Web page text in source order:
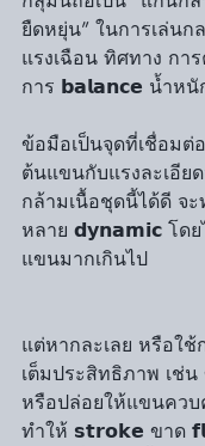
ยืดหยุ่น” ในการเล่นก
แรงเฉือน ทิศทาง กา
การ 𝗯𝗮𝗹𝗮𝗻𝗰𝗲 น้ำหนั
ข้อมือเป็นจุดที่เชื่อมต่
ต้นแขนกับแรงละเอีย
กล้ามเนื้อชุดนี้ได้ดี จ
หลาย 𝗱𝘆𝗻𝗮𝗺𝗶𝗰 โดย
แขนมากเกินไป
แต่หากละเลย หรือใ
เต็มประสิทธิภาพ เช่
หรือปล่อยให้แขนคว
ทำให้ 𝘀𝘁𝗿𝗼𝗸𝗲 ขาด